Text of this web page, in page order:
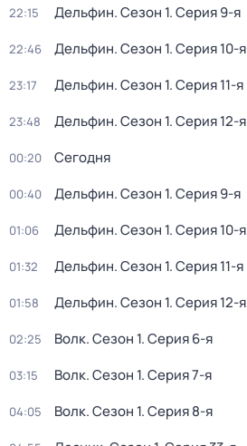
22:15 Дельфин. Сезон 1. Серия 9-я
22:46 Дельфин. Сезон 1. Серия 10-я
23:17 Дельфин. Сезон 1. Серия 11-я
23:48 Дельфин. Сезон 1. Серия 12-я
00:20 Сегодня
00:40 Дельфин. Сезон 1. Серия 9-я
01:06 Дельфин. Сезон 1. Серия 10-я
01:32 Дельфин. Сезон 1. Серия 11-я
01:58 Дельфин. Сезон 1. Серия 12-я
02:25 Волк. Сезон 1. Серия 6-я
03:15 Волк. Сезон 1. Серия 7-я
04:05 Волк. Сезон 1. Серия 8-я